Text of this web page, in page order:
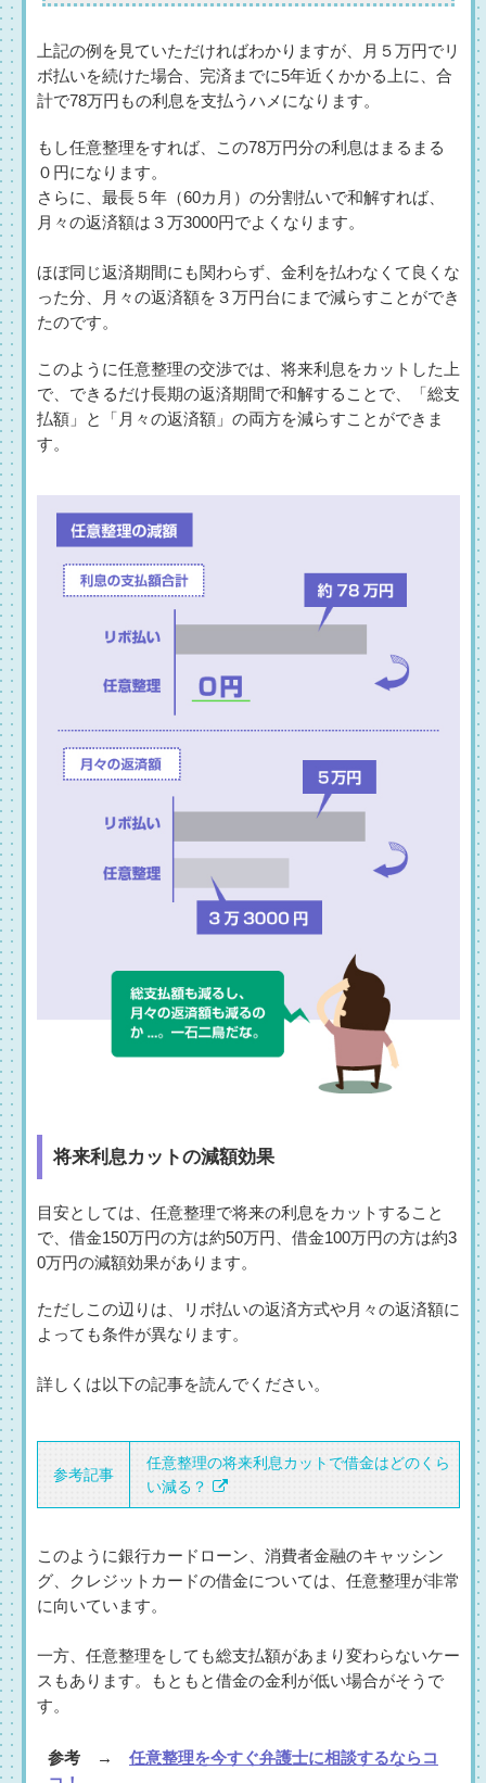
上記の例を見ていただければわかりますが、月５万円でリ
ボ払いを続けた場合、完済までに5年近くかかる上に、合
計で78万円もの利息を支払うハメになります。
もし任意整理をすれば、この78万円分の利息はまるまる
０円になります。
さらに、最長５年（60カ月）の分割払いで和解すれば、
月々の返済額は３万3000円でよくなります。
ほぼ同じ返済期間にも関わらず、金利を払わなくて良くな
った分、月々の返済額を３万円台にまで減らすことができ
たのです。
このように任意整理の交渉では、将来利息をカットした上
で、できるだけ長期の返済期間で和解することで、「総支
払額」と「月々の返済額」の両方を減らすことができま
す。
将来利息カットの減額効果
目安としては、任意整理で将来の利息をカットすること
で、借金150万円の方は約50万円、借金100万円の方は約3
0万円の減額効果があります。
ただしこの辺りは、リボ払いの返済方式や月々の返済額に
よっても条件が異なります。
詳しくは以下の記事を読んでください。
参考記事
任意整理の将来利息カットで借金はどのくら
い減る？
このように銀行カードローン、消費者金融のキャッシン
グ、クレジットカードの借金については、任意整理が非常
に向いています。
一方、任意整理をしても総支払額があまり変わらないケー
スもあります。もともと借金の金利が低い場合がそうで
す。
参考 → 任意整理を今すぐ弁護士に相談するならコ